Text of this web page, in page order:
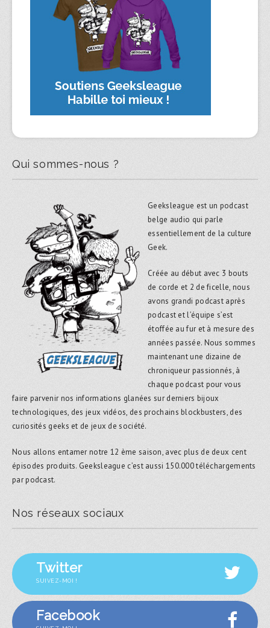
Qui sommes-nous ?
Geeksleague est un podcast
belge audio qui parle
essentiellement de la culture
Geek.
Créée au début avec 3 bouts
de corde et 2 de ficelle, nous
avons grandi podcast après
podcast et l’équipe s’est
étoffée au fur et à mesure des
années passée. Nous sommes
maintenant une dizaine de
chroniqueur passionnés, à
chaque podcast pour vous
faire parvenir nos informations glanées sur derniers bijoux
technologiques, des jeux vidéos, des prochains blockbusters, des
curiosités geeks et de jeux de société.
Nous allons entamer notre 12 ème saison, avec plus de deux cent
épisodes produits. Geeksleague c’est aussi 150.000 téléchargements
par podcast.
Nos réseaux sociaux
Twitter
SUIVEZ-MOI !
Facebook